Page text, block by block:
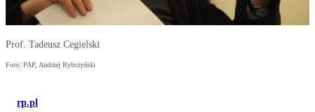
Prof. Tadeusz Cegielski
Foto: PAP, Andrzej Rybczyński
rp.pl